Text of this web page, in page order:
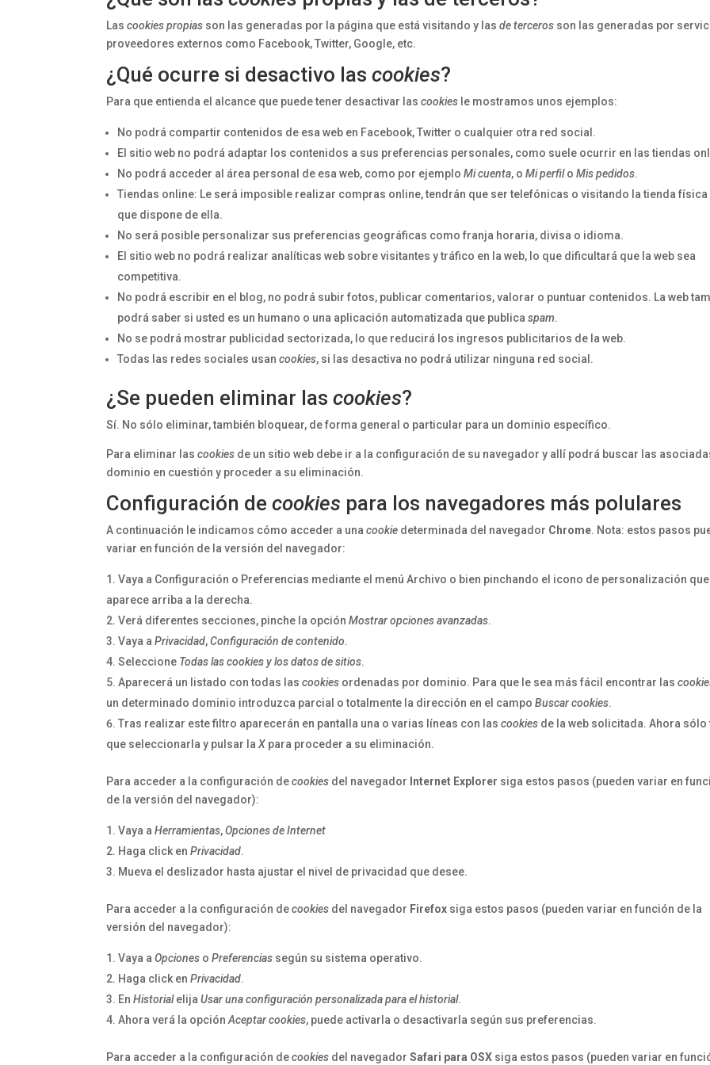
Lascookies propias son las generadas por la página que está visitando y lasde terceros son las generadas por
proveedores externos como Facebook, Twitter, Google, etc.
¿Qué ocurre si desactivo lascookies?
Para que entienda el alcance que puede tener desactivar lascookies le mostramos unos ejemplos:
No podrá compartir contenidos de esa web en Facebook, Twitter o cualquier otra red social.
El sitio web no podrá adaptar los contenidos a sus preferencias personales, como suele ocurrir en las tiendas
No podrá acceder al área personal de esa web, como por ejemploMi cuenta, oMi perfiloMis pedidos.
Tiendas online: Le será imposible realizar compras online, tendrán que ser telefónicas o visitando la tienda física
que dispone de ella.
No será posible personalizar sus preferencias geográficas como franja horaria, divisa o idioma.
El sitio web no podrá realizar analíticas web sobre visitantes y tráfico en la web, lo que dificultará que la web sea
competitiva.
No podrá escribir en el blog, no podrá subir fotos, publicar comentarios, valorar o puntuar contenidos. La web
podrá saber si usted es un humano o una aplicación automatizada que publicaspam.
No se podrá mostrar publicidad sectorizada, lo que reducirá los ingresos publicitarios de la web.
Todas las redes sociales usancookies, si las desactiva no podrá utilizar ninguna red social.
¿Se pueden eliminar lascookies?
Sí. No sólo eliminar, también bloquear, de forma general o particular para un dominio específico.
Para eliminar lascookies de un sitio web debe ir a la configuración de su navegador y allí podrá buscar las
dominio en cuestión y proceder a su eliminación.
Configuración decookies para los navegadores más polulares
A continuación le indicamos cómo acceder a unacookie determinada del navegador Chrome. Nota: estos pasos
variar en función de la versión del navegador:
Vaya a Configuración o Preferencias mediante el menú Archivo o bien pinchando el icono de personalización que
aparece arriba a la derecha.
Verá diferentes secciones, pinche la opciónMostrar opciones avanzadas.
Vaya aPrivacidad,Configuración de contenido.
Seleccione Todas lascookiesy los datos de sitios.
Aparecerá un listado con todas lascookies ordenadas por dominio. Para que le sea más fácil encontrar las
un determinado dominio introduzca parcial o totalmente la dirección en el campoBuscar cookies.
Tras realizar este filtro aparecerán en pantalla una o varias líneas con lascookies de la web solicitada. Ahora sólo
que seleccionarla y pulsar laX para proceder a su eliminación.
Para acceder a la configuración decookies del navegador Internet Explorer siga estos pasos (pueden variar en
de la versión del navegador):
Vaya aHerramientas,Opciones de Internet
Haga click enPrivacidad.
Mueva el deslizador hasta ajustar el nivel de privacidad que desee.
Para acceder a la configuración decookies del navegador Firefox siga estos pasos (pueden variar en función de la
versión del navegador):
Vaya aOpciones oPreferencias según su sistema operativo.
Haga click enPrivacidad.
EnHistorialelijaUsar una configuración personalizada para el historial.
Ahora verá la opciónAceptar cookies, puede activarla o desactivarla según sus preferencias.
Para acceder a la configuración decookies del navegadorSafari para OSX siga estos pasos (pueden variar en